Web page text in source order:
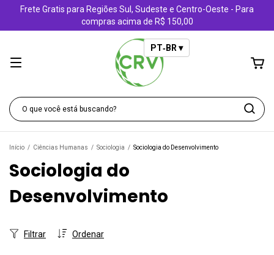
Frete Gratis para Regiões Sul, Sudeste e Centro-Oeste - Para
compras acima de R$ 150,00
PT‑BR ▾
Início / Ciências Humanas / Sociologia / Sociologia do Desenvolvimento
Sociologia do
Desenvolvimento
Ordenar
Filtrar